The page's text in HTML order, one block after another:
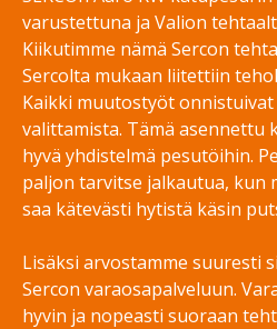
varustettuna ja Valion
Kiikutimme nämä Sercon
Sercolta mukaan liitettiin
Kaikki muutostyöt onnistuivat
valittamista. Tämä asennettu
hyvä yhdistelmä pesutöihin.
paljon tarvitse jalkautua, kun
saa kätevästi hytistä käsin
Lisäksi arvostamme suuresti
Sercon varaosapalveluun.
hyvin ja nopeasti suoraan